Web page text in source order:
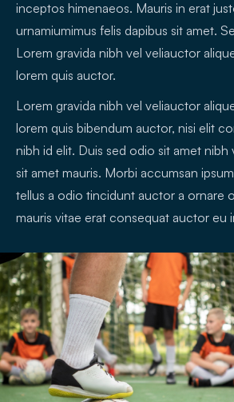
inceptos himenaeos. Mauris in erat
urnamiumimus felis dapibus sit amet.
Lorem gravida nibh vel veliauctor
lorem quis auctor.
Lorem gravida nibh vel veliauctor
lorem quis bibendum auctor, nisi elit
nibh id elit. Duis sed odio sit amet nibh
sit amet mauris. Morbi accumsan
tellus a odio tincidunt auctor a ornare
mauris vitae erat consequat auctor eu